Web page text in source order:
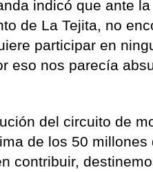
indicó que ante la
de La Tejita, no
participar en
eso nos parecía
del circuito de
de los 50 millones
contribuir,